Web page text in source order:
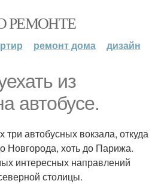
РЕМОНТЕ
ремонт дома дизайн
из
автобусе.
три автобусных вокзала, откуда
Новгорода, хоть до Парижа.
интересных направлений
столицы.